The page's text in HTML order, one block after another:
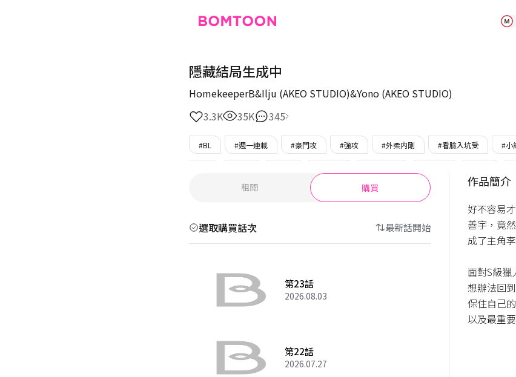
隱藏結局生
隱藏結局生成中
HomekeeperB&Ilju (AKEO STUDIO)&Yono (AKEO STUDIO)
3.3K
35K 345
#BL #週一連載 #豪門攻 #強攻 #外柔内剛 #看臉入坑受 #小
#只在BOMTOON
租閱 購買
選取購買話次 最新話開始
第23話
2026.08.03
第22話
2026.07.27
作品簡介
好不容易
善宇，竟
成了主角
面對S級
想辦法回
保住自己
以及最重